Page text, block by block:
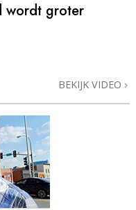
wordt groter
BEKIJK VIDEO